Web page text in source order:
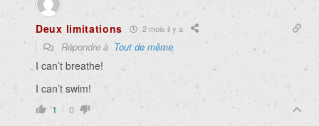
Deux limitations 2 mois il y a
Répondre à Tout de même
I can’t breathe!
I can’t swim!
1 0